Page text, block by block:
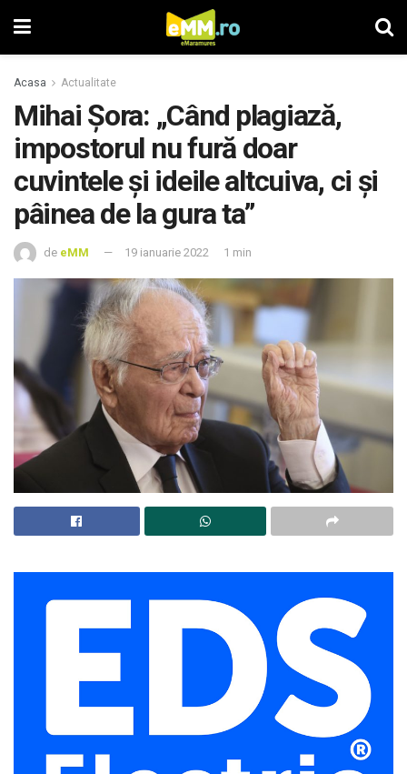
Acasa Actualitate
Mihai Șora: „Când plagiază,
impostorul nu fură doar
cuvintele și ideile altcuiva, ci și
pâinea de la gura ta”
de eMM 19 ianuarie 2022 1 min